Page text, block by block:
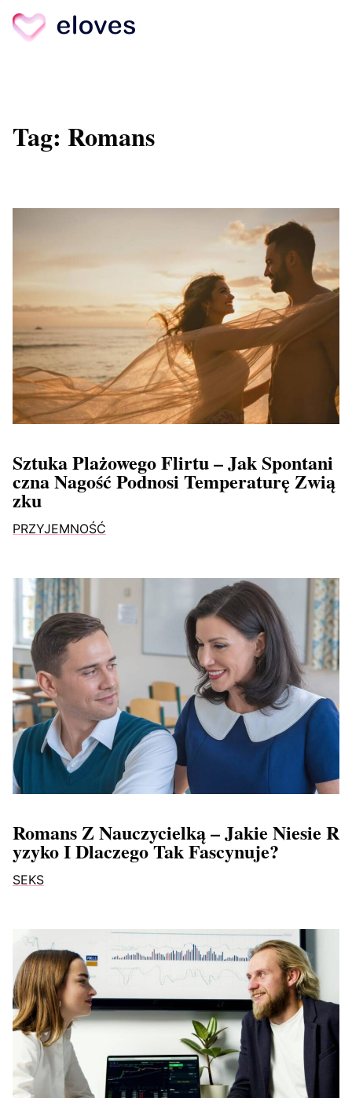
Tag: Romans
Sztuka Plażowego Flirtu – Jak Spontani
Czna Nagość Podnosi Temperaturę Zwią
Zku
PRZYJEMNOŚĆ
Romans Z Nauczycielką – Jakie Niesie R
Yzyko I Dlaczego Tak Fascynuje?
SEKS